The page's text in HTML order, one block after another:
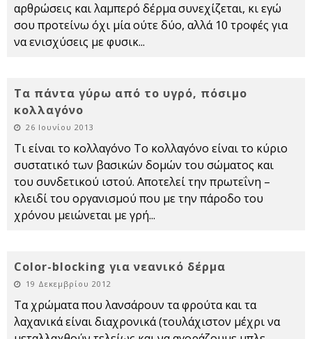
αρθρώσεις και λαμπερό δέρμα συνεχίζεται, κι εγώ
σου προτείνω όχι μία ούτε δύο, αλλά 10 τροφές για
να ενισχύσεις με φυσικ...
Τα πάντα γύρω από το υγρό, πόσιμο
κολλαγόνο
26 Ιουνίου 2013
Τι είναι το κολλαγόνο Το κολλαγόνο είναι το κύριο
συστατικό των βασικών δομών του σώματος και
του συνδετικού ιστού. Αποτελεί την πρωτεΐνη –
κλειδί του οργανισμού που με την πάροδο του
χρόνου μειώνεται με γρή...
Color-blocking για νεανικό δέρμα
19 Δεκεμβρίου 2012
Τα χρώματα που λανσάρουν τα φρούτα και τα
λαχανικά είναι διαχρονικά (τουλάχιστον μέχρι να